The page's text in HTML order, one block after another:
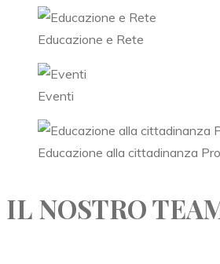
Educazione e Rete
Eventi
Educazione alla cittadinanza
IL NOSTRO